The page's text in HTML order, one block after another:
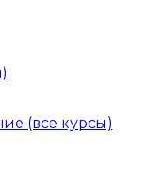
(все курсы)